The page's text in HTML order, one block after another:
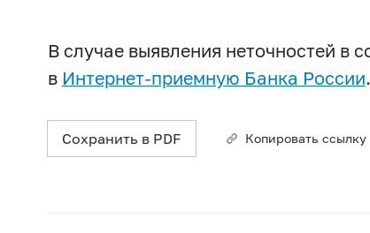
В случае выявления неточностей в
в Интернет-приемную Банка России.
Сохранить в PDF Копировать ссылку